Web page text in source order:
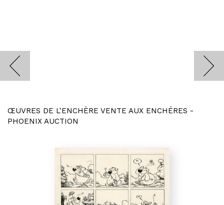
ŒUVRES DE L'ENCHÈRE VENTE AUX ENCHÉRES -
PHOENIX AUCTION